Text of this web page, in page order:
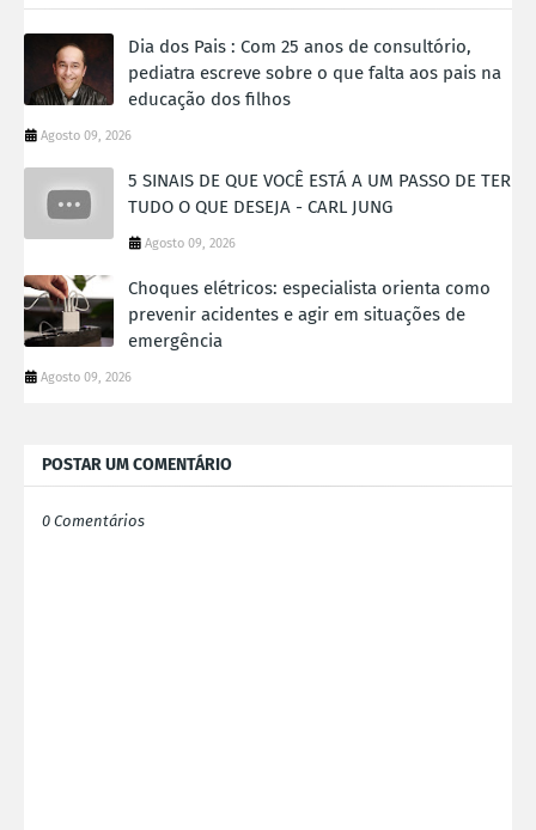
Dia dos Pais : Com 25 anos de consultório,
pediatra escreve sobre o que falta aos pais na
educação dos filhos
Agosto 09, 2026
5 SINAIS DE QUE VOCÊ ESTÁ A UM PASSO DE TER
TUDO O QUE DESEJA - CARL JUNG
Agosto 09, 2026
Choques elétricos: especialista orienta como
prevenir acidentes e agir em situações de
emergência
Agosto 09, 2026
POSTAR UM COMENTÁRIO
0 Comentários